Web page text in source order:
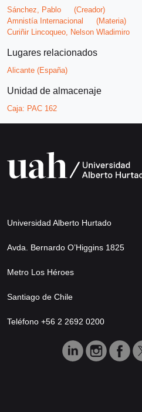
Sánchez, Pablo
(Creador)
Amnistía Internacional
(Materia)
Curiñir Lincoqueo, Nelson Wladimiro
Lugares relacionados
Alicante (España)
Unidad de almacenaje
Caja: PAC 162
Universidad Alberto Hurtado
Avda. Bernardo O’Higgins 1825
Metro Los Héroes
Santiago de Chile
Teléfono +56 2 2692 0200